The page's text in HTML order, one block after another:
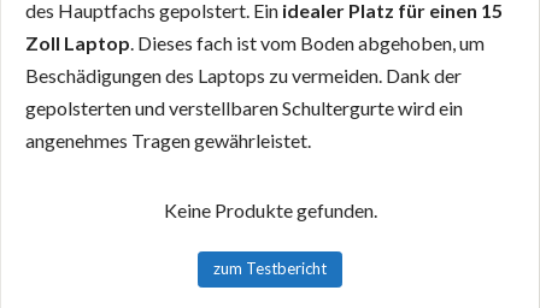
des Hauptfachs gepolstert. Ein idealer Platz für einen 15
Zoll Laptop. Dieses fach ist vom Boden abgehoben, um
Beschädigungen des Laptops zu vermeiden. Dank der
gepolsterten und verstellbaren Schultergurte wird ein
angenehmes Tragen gewährleistet.
Keine Produkte gefunden.
zum Testbericht